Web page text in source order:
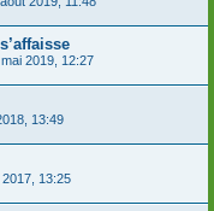
2019, 12:27
13:49
13:25